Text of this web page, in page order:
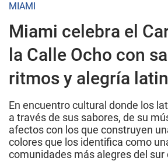
MIAMI
Miami celebra el
la Calle Ocho con
ritmos y alegría
En encuentro cultural donde los
a través de sus sabores, de su
afectos con los que construyen
colores que los identifica como
comunidades más alegres del sur